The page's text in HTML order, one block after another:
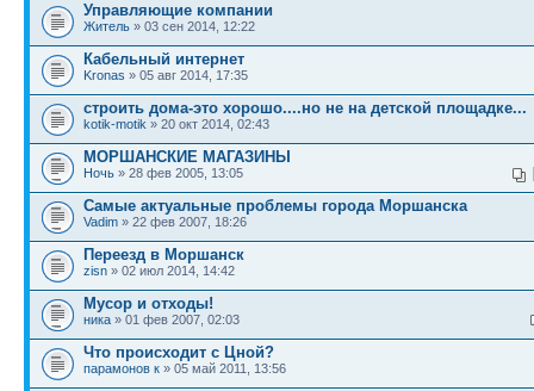
Управляющие компании
Житель » 03 сен 2014, 12:22
Кабельный интернет
Kronas » 05 авг 2014, 17:35
строить дома-это хорошо....но не на детской площадке...
kotik-motik » 20 окт 2014, 02:43
МОРШАНСКИЕ МАГАЗИНЫ
Ночь » 28 фев 2005, 13:05
Самые актуальные проблемы города Моршанска
Vadim » 22 фев 2007, 18:26
Переезд в Моршанск
zisn » 02 июл 2014, 14:42
Мусор и отходы!
ника » 01 фев 2007, 02:03
Что происходит с Цной?
парамонов к » 05 май 2011, 13:56